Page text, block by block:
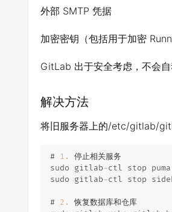
外部 SMTP 凭据
加密密钥（包括用于加密
GitLab 出于安全考虑，不会
解决方法
将旧服务器上的/etc/gitlab/
# 1.
停止相关服务
sudo gitlab-ctl stop puma
sudo gitlab-ctl stop
# 2.
恢复数据库和仓库